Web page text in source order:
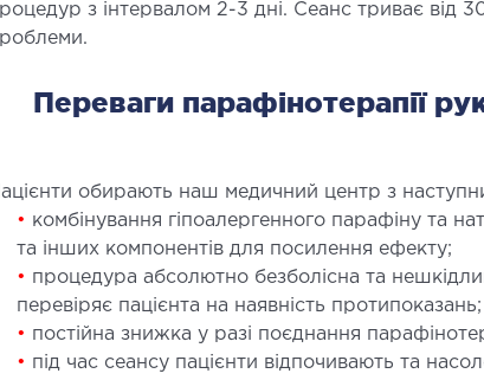
з інтервалом 2-3 дні. Сеанс триває від
Переваги парафінотерапії
обирають наш медичний центр з
• комбінування гіпоалергенного парафіну та
та інших компонентів для посилення ефекту;
• процедура абсолютно безболісна та
перевіряє пацієнта на наявність протипоказань;
• постійна знижка у разі поєднання
• під час сеансу пацієнти відпочивають та